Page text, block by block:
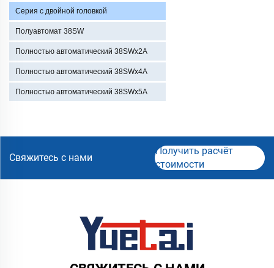
Серия с двойной головкой
Полуавтомат 38SW
Полностью автоматический 38SWx2A
Полностью автоматический 38SWx4A
Полностью автоматический 38SWx5A
Свяжитесь с нами
Получить расчёт
стоимости